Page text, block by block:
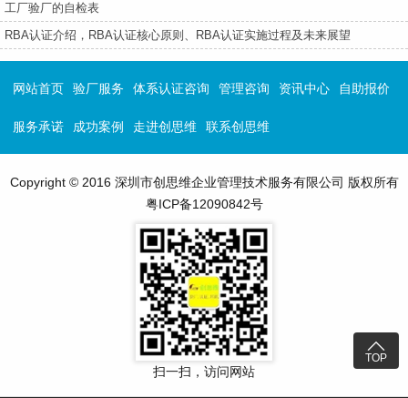
工厂验厂的自检表
RBA认证介绍，RBA认证核心原则、RBA认证实施过程及未来展望

TOP
网站首页 验厂服务 体系认证咨询 管理咨询 资讯中心 自助报价
服务承诺 成功案例 走进创思维 联系创思维
Copyright © 2016 深圳市创思维企业管理技术服务有限公司 版权所有
粤ICP备12090842号
扫一扫，访问网站